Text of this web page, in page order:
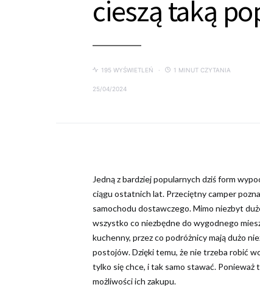
cieszą taką
195 WYŚWIETLEŃ 1 MINUT CZYTANIA
25/04/2024
Jedną z bardziej popularnych dziś form
ciągu ostatnich lat. Przeciętny camper
samochodu dostawczego. Mimo niezbyt
wszystko co niezbędne do wygodnego
kuchenny, przez co podróżnicy mają dużo
postojów. Dzięki temu, że nie trzeba robić
tylko się chce, i tak samo stawać. Ponieważ
możliwości ich zakupu.